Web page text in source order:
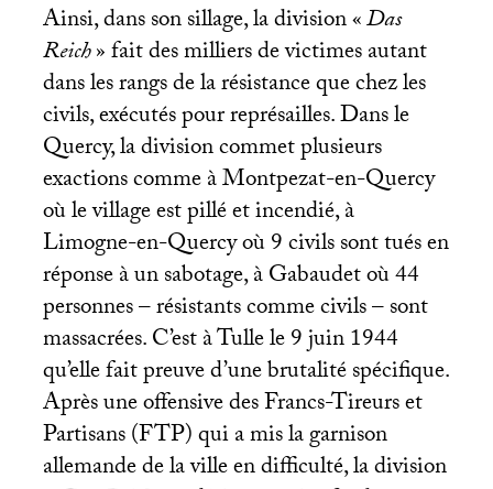
Ainsi, dans son sillage, la division «Das
Reich» fait des milliers de victimes autant
dans les rangs de la résistance que chez les
civils, exécutés pour représailles. Dans le
Quercy, la division commet plusieurs
exactions comme à Montpezat-en-Quercy
où le village est pillé et incendié, à
Limogne-en-Quercy où 9 civils sont tués en
réponse à un sabotage, à Gabaudet où 44
personnes – résistants comme civils – sont
massacrées. C’est à Tulle le 9 juin 1944
qu’elle fait preuve d’une brutalité spécifique.
Après une offensive des Francs-Tireurs et
Partisans (FTP) qui a mis la garnison
allemande de la ville en difficulté, la division